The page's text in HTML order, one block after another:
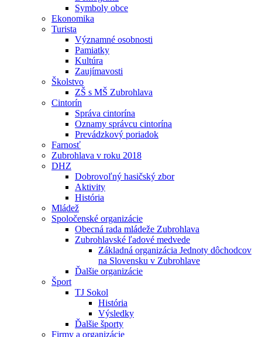
Symboly obce
Ekonomika
Turista
Významné osobnosti
Pamiatky
Kultúra
Zaujímavosti
Školstvo
ZŠ s MŠ Zubrohlava
Cintorín
Správa cintorína
Oznamy správcu cintorína
Prevádzkový poriadok
Farnosť
Zubrohlava v roku 2018
DHZ
Dobrovoľný hasičský zbor
Aktivity
História
Mládež
Spoločenské organizácie
Obecná rada mládeže Zubrohlava
Zubrohlavské ľadové medvede
Základná organizácia Jednoty dôchodcov
na Slovensku v Zubrohlave
Ďalšie organizácie
Šport
TJ Sokol
História
Výsledky
Ďalšie športy
Firmy a organizácie